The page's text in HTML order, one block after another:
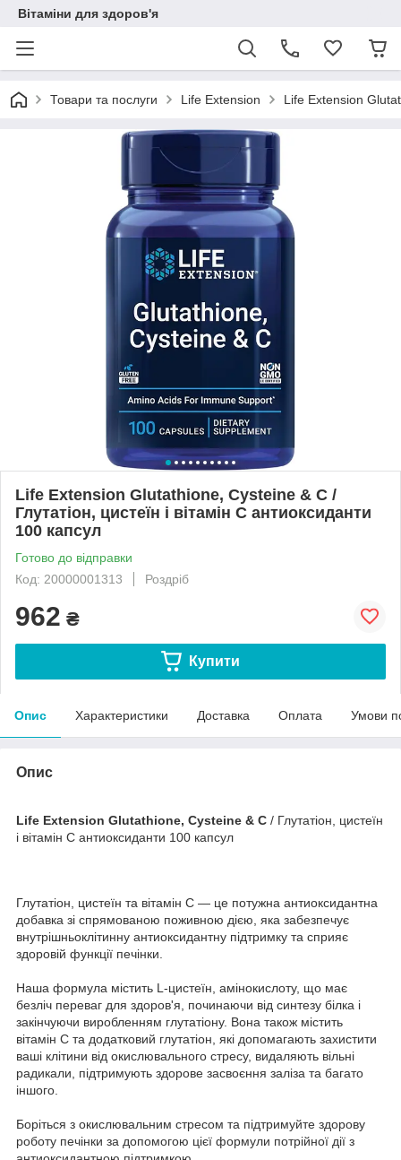
Вітаміни для здоров'я
Товари та послуги Life Extension Life Extension
Life Extension Glutathione, Cysteine & C /
Глутатіон, цистеїн і вітамін C антиоксиданти
100 капсул
Готово до відправки
Код: 20000001313
Роздріб
962 ₴
Купити
Опис Характеристики Доставка Оплата Умови
Опис
Life Extension Glutathione, Cysteine & C / Глутатіон, цистеїн
і вітамін C антиоксиданти 100 капсул
Глутатіон, цистеїн та вітамін С — це потужна антиоксидантна
добавка зі спрямованою поживною дією, яка забезпечує
внутрішньоклітинну антиоксидантну підтримку та сприяє
здоровій функції печінки.
Наша формула містить L-цистеїн, амінокислоту, що має
безліч переваг для здоров'я, починаючи від синтезу білка і
закінчуючи виробленням глутатіону. Вона також містить
вітамін С та додатковий глутатіон, які допомагають захистити
ваші клітини від окислювального стресу, видаляють вільні
радикали, підтримують здорове засвоєння заліза та багато
іншого.
Боріться з окислювальним стресом та підтримуйте здорову
роботу печінки за допомогою цієї формули потрійної дії з